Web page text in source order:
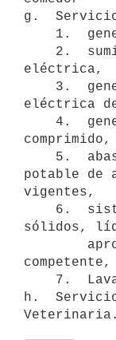
g.
eléctrica,
eléctrica
comprimido,
potable de
vigentes,
sólidos,
competente,
h.